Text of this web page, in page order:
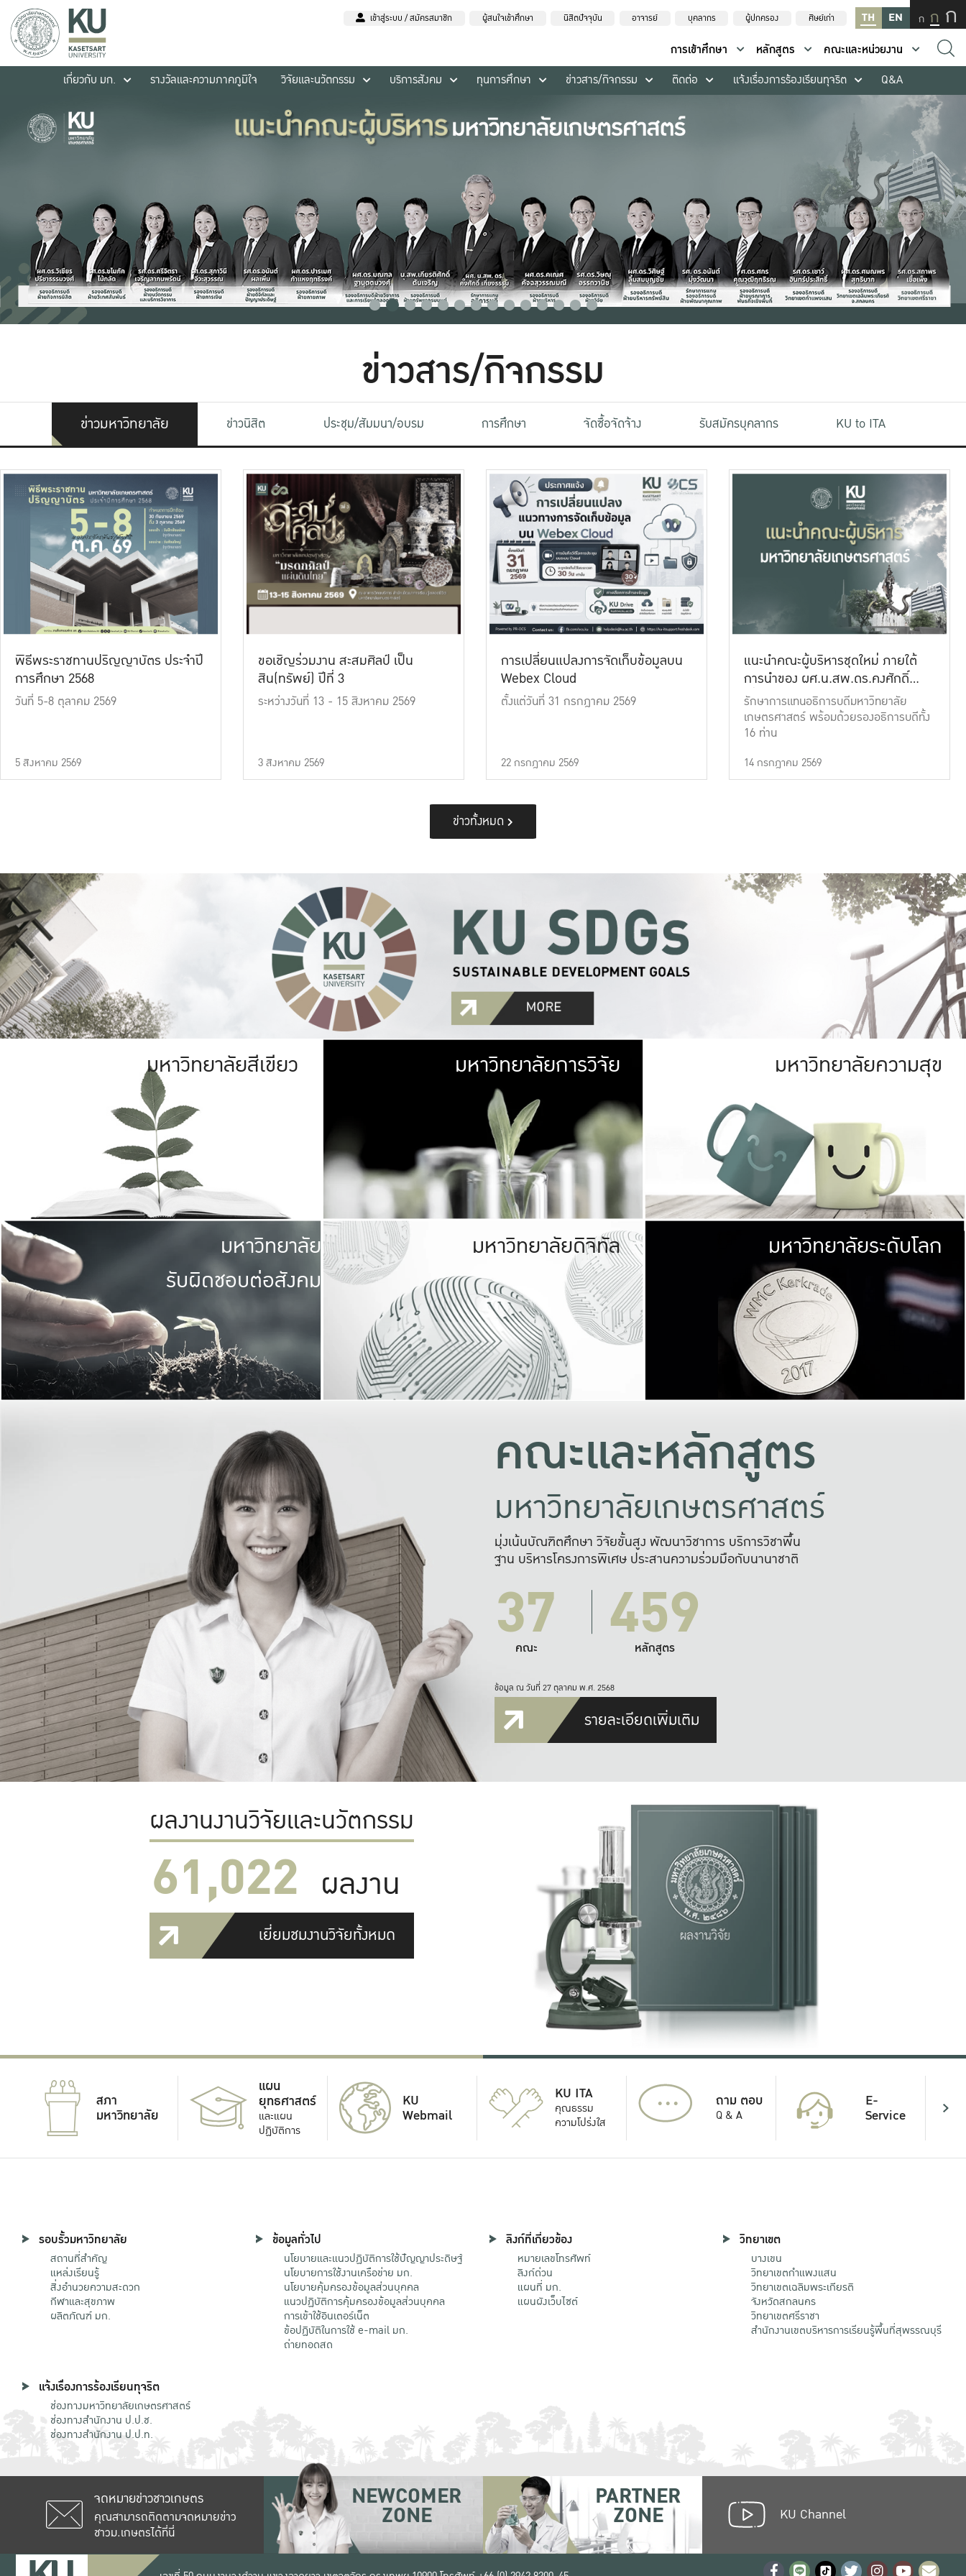
เข้าสู่ระบบ / สมัครสมาชิก ผู้สนใจเข้าศึกษา นิสิตปัจจุบัน อาจารย์ บุคลากร ผู้ปกครอง ศิษย์เก่า TH EN ก ก ก
การเข้าศึกษา หลักสูตร
คณะและหน่วยงาน
เกี่ยวกับ มก.
รางวัลและความภาคภูมิใจ วิจัยและนวัตกรรม บริการสังคม ทุนการศึกษา ข่าวสาร/กิจกรรม ติดต่อ แจ้งเรื่องการร้องเรียนทุจริต Q&A
ข่าวสาร/กิจกรรม
ข่าวมหาวิทยาลัย ข่าวนิสิต ประชุม/สัมมนา/อบรม การศึกษา จัดซื้อจัดจ้าง รับสมัครบุคลากร KU to ITA
พิธีพระราชทานปริญญาบัตร ประจำปี
การศึกษา 2568
วันที่ 5-8 ตุลาคม 2569
5 สิงหาคม 2569
ขอเชิญร่วมงาน สะสมศิลป์ เป็น
สิน(ทรัพย์) ปีที่ 3
ระหว่างวันที่ 13 - 15 สิงหาคม 2569
3 สิงหาคม 2569
การเปลี่ยนแปลงการจัดเก็บข้อมูลบน
Webex Cloud
ตั้งแต่วันที่ 31 กรกฎาคม 2569
22 กรกฎาคม 2569
แนะนำคณะผู้บริหารชุดใหม่ ภายใต้
การนำของ ผศ.น.สพ.ดร.คงศักดิ์
เที่ยงธรรม
รักษาการแทนอธิการบดีมหาวิทยาลัย
เกษตรศาสตร์ พร้อมด้วยรองอธิการบดีทั้ง
16 ท่าน
14 กรกฎาคม 2569
ข่าวทั้งหมด
มหาวิทยาลัยสีเขียว มหาวิทยาลัย
เกษตรศาสตร์ มีพื้นที่เขียวสดใส หนาแน่น
เป็นป่าในเมือง (URBAN FOREST)
เกษตรในเมือง (URBAN AGRICULTURE)
ที่นับรวมกันได้ประมาณ 1,400 ไร่
มหาวิทยาลัยการวิจัย มหาวิทยาลัย
ให้กับประชาชน
มหาวิทยาลัยความสุข
มหาวิทยาลัย
รับผิดชอบต่อสังคม
มหาวิทยาลัยรับผิดชอบต่อสังคม
ร่วมมือกับชุมชน เพื่อความกินดีอยู่ดี
และความสุขอย่างยั่งยืน
มองปัญหาในภาพกว้าง
แก้ไขจากปัญหาจุดเล็กๆ
มหาวิทยาลัยดิจิทัล มหาวิทยา
พร้อมที่จ
และผลักดันในการใช้ระบบส
เพื่อการทำงานแ
มหาวิทยาลัยระดับโลก
คณะและหลักสูตร
มหาวิทยาลัยเกษตรศาสตร์
มุ่งเน้นบัณฑิตศึกษา วิจัยขั้นสูง พัฒนาวิชาการ บริการวิชาพื้น
ฐาน บริหารโครงการพิเศษ ประสานความร่วมมือกับนานาชาติ
37
คณะ 459
หลักสูตร
ข้อมูล ณ วันที่ 27 ตุลาคม พ.ศ. 2568
รายละเอียดเพิ่มเติม
ผลงานงานวิจัยและนวัตกรรม
61,022 ผลงาน
เยี่ยมชมงานวิจัยทั้งหมด
สภา
มหาวิทยาลัย
แผน
ยุทธศาสตร์
และแผน
ปฏิบัติการ
KU
Webmail
KU ITA
คุณธรรม
ความโปร่งใส
... ถาม ตอบ
Q & A
E-
Service
รอบรั้วมหาวิทยาลัย
สถานที่สำคัญ
แหล่งเรียนรู้
สิ่งอำนวยความสะดวก
กีฬาและสุขภาพ
ผลิตภัณฑ์ มก.
ข้อมูลทั่วไป
นโยบายและแนวปฏิบัติการใช้ปัญญาประดิษฐ์
นโยบายการใช้งานเครือข่าย มก.
นโยบายคุ้มครองข้อมูลส่วนบุคคล
แนวปฏิบัติการคุ้มครองข้อมูลส่วนบุคคล
การเข้าใช้อินเตอร์เน็ต
ข้อปฏิบัติในการใช้ e-mail มก.
ถ่ายทอดสด
ลิงก์ที่เกี่ยวข้อง
หมายเลขโทรศัพท์
ลิงก์ด่วน
แผนที่ มก.
แผนผังเว็บไซต์
วิทยาเขต
บางเขน
วิทยาเขตกําแพงแสน
วิทยาเขตเฉลิมพระเกียรติ
จังหวัดสกลนคร
วิทยาเขตศรีราชา
สำนักงานเขตบริหารการเรียนรู้พื้นที่สุพรรณบุรี
แจ้งเรื่องการร้องเรียนทุจริต
ช่องทางมหาวิทยาลัยเกษตรศาสตร์
ช่องทางสำนักงาน ป.ป.ช.
ช่องทางสำนักงาน ป.ป.ท.
จดหมายข่าวชาวเกษตร
คุณสามารถติดตามจดหมายข่าว
ชาวม.เกษตรได้ที่นี่
NEWCOMER
ZONE
PARTNER
ZONE KU Channel